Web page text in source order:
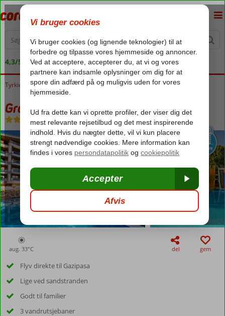
4,3/5 på Trustpilot
Forside
Tyrkiet Tyrkiets sydkyst Alanya Tosmur Grand Kaptan
Grand Kaptan
Ultra All Inclusive- Hotel
aug. 33°C del gem
Flyv direkte til Gazipasa
Lige ved sandstranden
Godt til familier
3 vandrutsjebaner